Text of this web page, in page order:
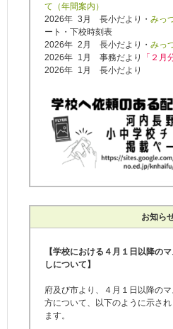
て（年間案内）
2026年 3月 長小だより・ みっ
ート・下校時刻表
2026年 2月 長小だより・ みっ
2026年 1月 事務だより
「２月
2026年 1月 長小だより
お知ら
【学校における４月１日以降の
しについて】
府及び市より、４月１日以降の
方について、以下のように示さ
ます。